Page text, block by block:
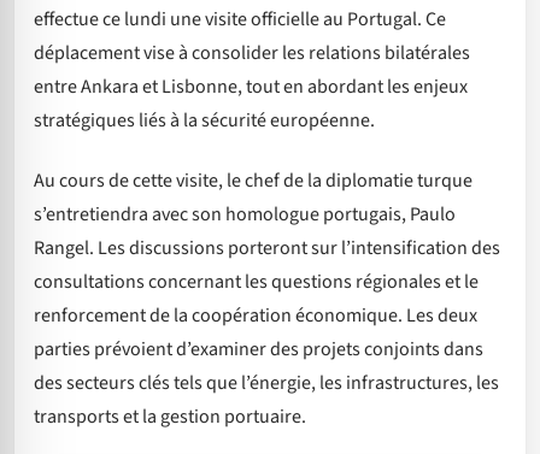
effectue ce lundi une visite officielle au Portugal. Ce
déplacement vise à consolider les relations bilatérales
entre Ankara et Lisbonne, tout en abordant les enjeux
stratégiques liés à la sécurité européenne.
Au cours de cette visite, le chef de la diplomatie turque
s’entretiendra avec son homologue portugais, Paulo
Rangel. Les discussions porteront sur l’intensification des
consultations concernant les questions régionales et le
renforcement de la coopération économique. Les deux
parties prévoient d’examiner des projets conjoints dans
des secteurs clés tels que l’énergie, les infrastructures, les
transports et la gestion portuaire.